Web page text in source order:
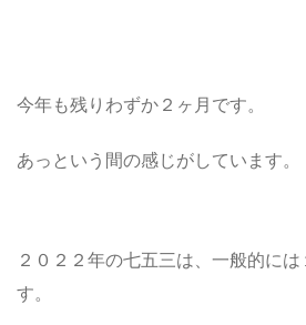
今年も残りわずか２ヶ月です。
あっという間の感じがしています。
２０２２年の七五三は、一般的に
す。